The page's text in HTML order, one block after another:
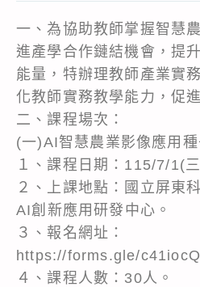
一、為協助教師掌握智慧
進產學合作鏈結機會，提
能量，特辦理教師產業實
化教師實務教學能力，促
二、課程場次：
(一)AI智慧農業影像應用種
１、課程日期：115/7/1(
２、上課地點：國立屏東
AI創新應用研發中心。
３、報名網址：
https://forms.gle/
４、課程人數：30人。